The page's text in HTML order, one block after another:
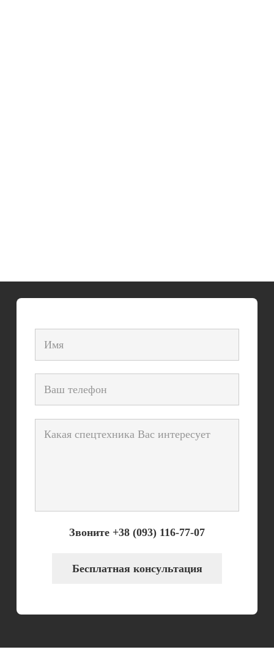
Звоните +38 (093) 116-77-07
Бесплатная консультация